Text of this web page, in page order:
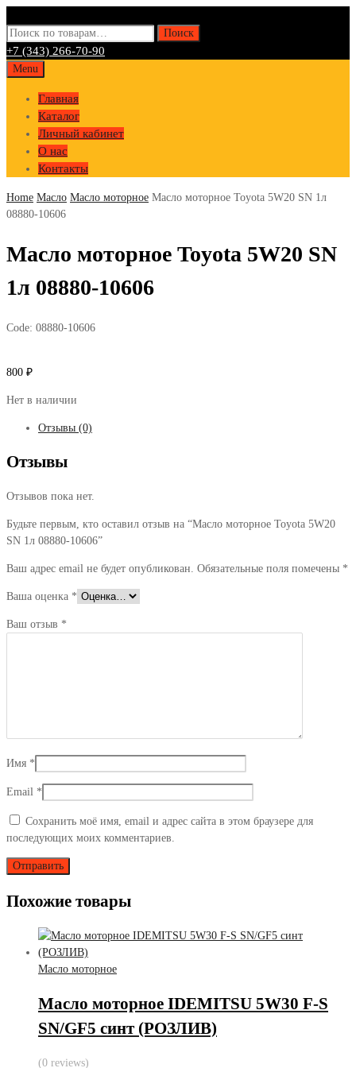
Искать: Поиск
+7 (343) 266-70-90
Skip
content
Menu
Главная
Каталог
Личный кабинет
О нас
Контакты
Home Масло Масло моторное Масло моторное Toyota 5W20 SN 1л
08880-10606
Масло моторное Toyota 5W20 SN
1л 08880-10606
Code: 08880-10606
800 ₽
Нет в наличии
Отзывы (0)
Отзывы
Отзывов пока нет.
Будьте первым, кто оставил отзыв на “Масло моторное Toyota 5W20
SN 1л 08880-10606”
Ваш адрес email не будет опубликован. Обязательные поля помечены *
Ваша оценка *
Ваш отзыв *
Имя *
Email *
Сохранить моё имя, email и адрес сайта в этом браузере для
последующих моих комментариев.
Похожие товары
Масло моторное
Масло моторное IDEMITSU 5W30 F-S
SN/GF5 синт (РОЗЛИВ)
(0 reviews)